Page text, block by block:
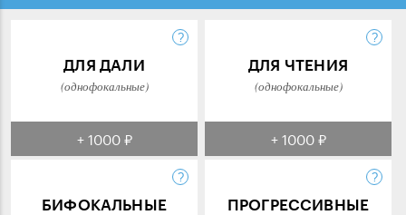
ДЛЯ ДАЛИ
(однофокальные)
+ 1000 ₽
ДЛЯ ЧТЕНИЯ
(однофокальные)
+ 1000 ₽
БИФОКАЛЬНЫЕ ПРОГРЕССИВНЫЕ